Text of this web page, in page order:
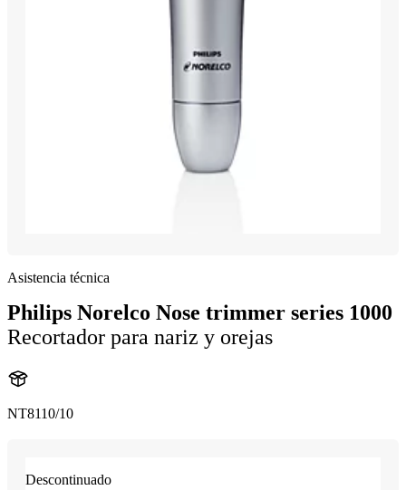
Asistencia técnica
Philips Norelco Nose trimmer series 1000
Recortador para nariz y orejas
NT8110/10
Descontinuado